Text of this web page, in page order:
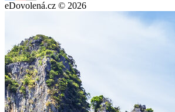
eDovolená.cz © 2026